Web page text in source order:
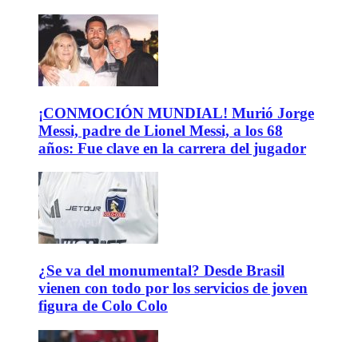
¡CONMOCIÓN MUNDIAL! Murió Jorge
Messi, padre de Lionel Messi, a los 68
años: Fue clave en la carrera del jugador
¿Se va del monumental? Desde Brasil
vienen con todo por los servicios de joven
figura de Colo Colo